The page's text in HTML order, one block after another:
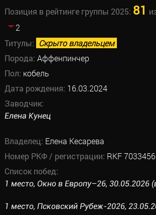
Позиция в рейтинге группы 2025: 81
2
Титулы: Скрыто владельцем
Порода: Аффенпинчер
Пол: кобель
Дата рождения: 16.03.2024
Заводчик:
Елена Кунец
Владелец: Елена Кесарева
Номер РКФ / регистрации: RKF 7033456
Список побед:
1 место, Окно в Европу–26, 30.05.2026
1 место, Псковский Рубеж-2026,